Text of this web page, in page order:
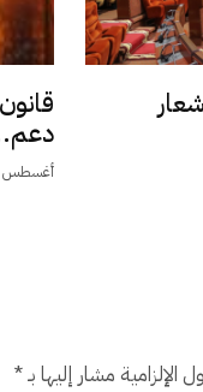
أغسطس 6, 2026
الإلزامية مشار إليها بـ*